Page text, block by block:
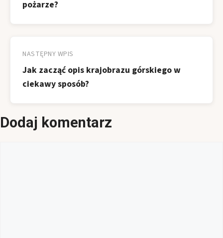
pożarze?
NASTĘPNY WPIS
Jak zacząć opis krajobrazu górskiego w
ciekawy sposób?
Dodaj komentarz